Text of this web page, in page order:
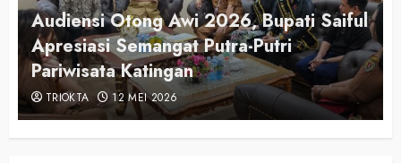
Audiensi Otong Awi 2026, Bupati Saiful
Apresiasi Semangat Putra-Putri
Pariwisata Katingan
TRIOKTA 12 MEI 2026